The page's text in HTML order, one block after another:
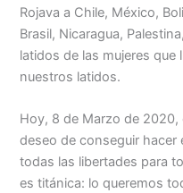
Rojava a Chile, México,
Brasil, Nicaragua,
latidos de las mujeres
nuestros latidos.
Hoy, 8 de Marzo de
deseo de conseguir
todas las libertades para
es titánica: lo queremos